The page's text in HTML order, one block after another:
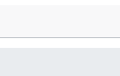
registraram recuo
em fevereiro na